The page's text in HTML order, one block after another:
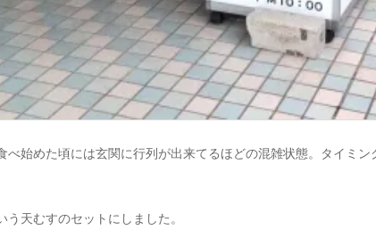
始めた頃には玄関に行列が出来てるほどの混雑状態。タイミ
天むすのセットにしました。